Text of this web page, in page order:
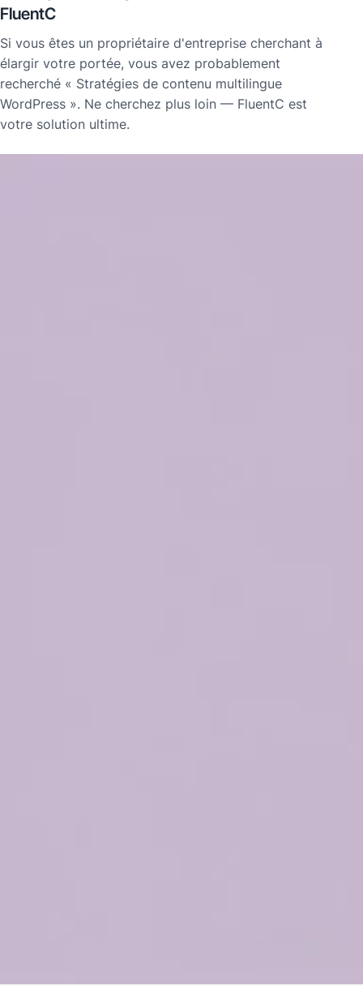
FluentC
Si vous êtes un propriétaire d'entreprise cherchant à
élargir votre portée, vous avez probablement
recherché « Stratégies de contenu multilingue
WordPress ». Ne cherchez plus loin — FluentC est
votre solution ultime.